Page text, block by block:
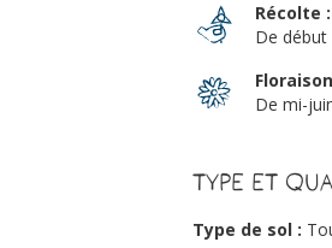
Récolte :
De
De mi-
Type et
Type de sol :